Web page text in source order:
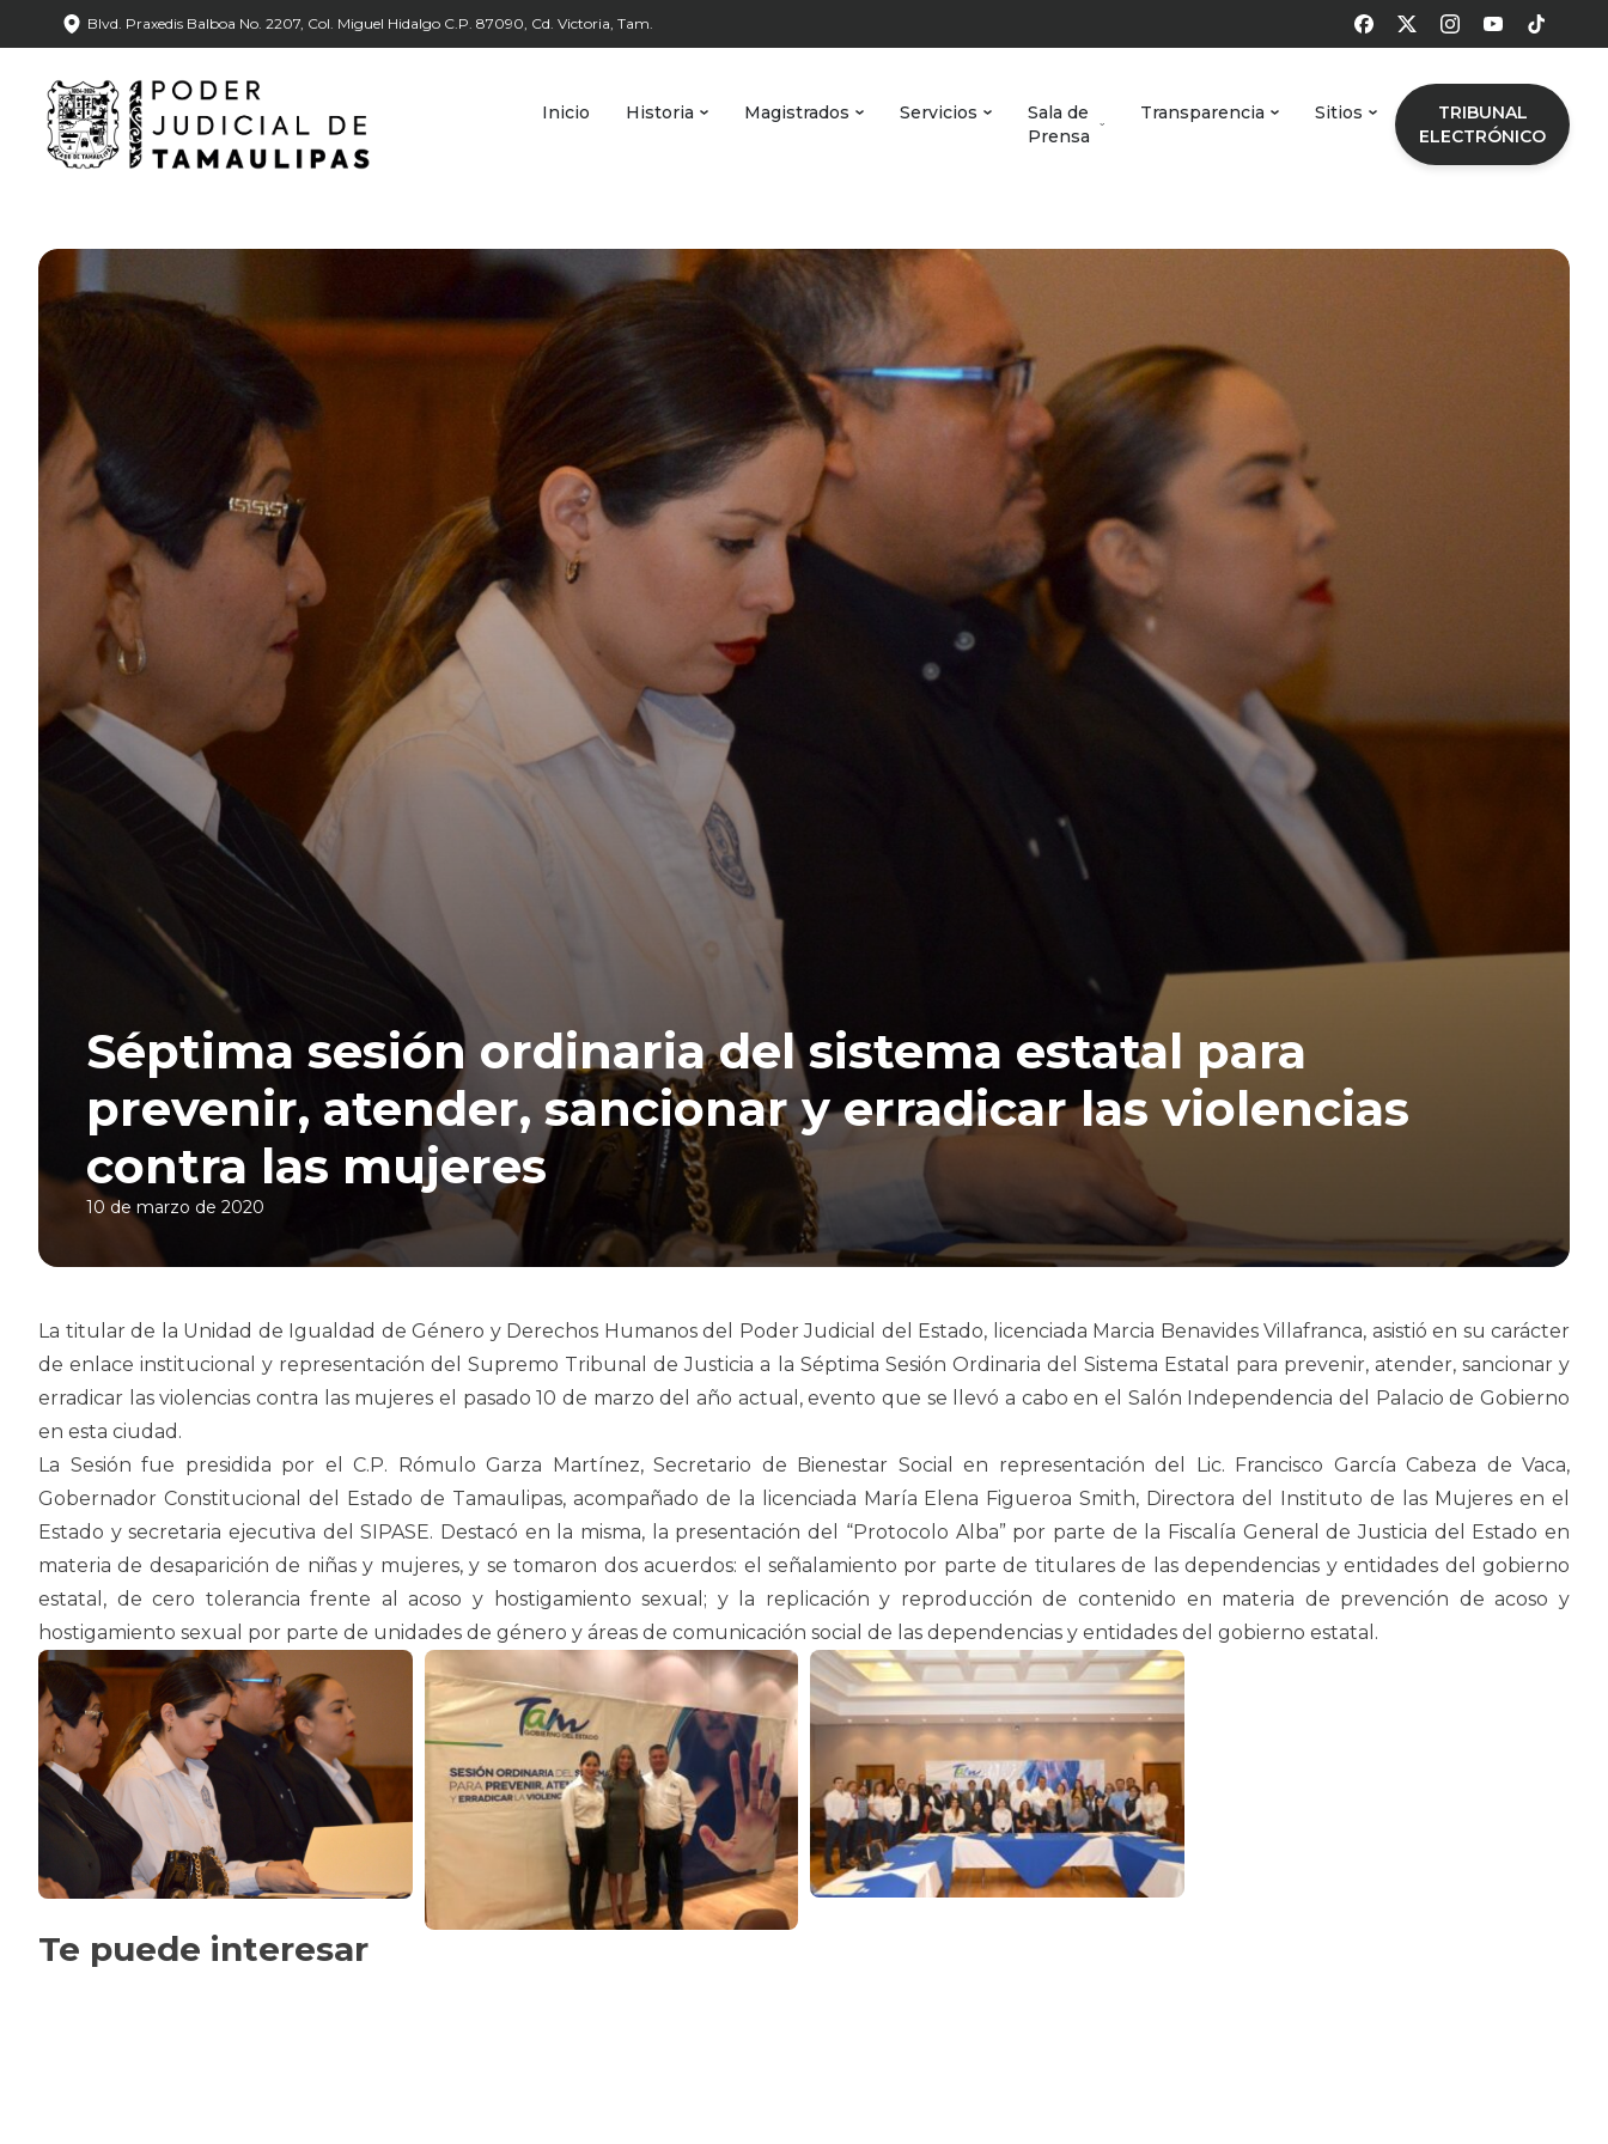
Blvd. Praxedis Balboa No. 2207, Col. Miguel Hidalgo C.P. 87090, Cd. Victoria, Tam.
Inicio Historia Magistrados Servicios
Sala de
Prensa
Transparencia Sitios
TRIBUNAL
ELECTRÓNICO
Séptima sesión ordinaria del sistema estatal para
prevenir, atender, sancionar y erradicar las violencias
contra las mujeres
10 de marzo de 2020
La titular de la Unidad de Igualdad de Género y Derechos Humanos del Poder Judicial del Estado, licenciada Marcia Benavides Villafranca, asistió en su carácter
de enlace institucional y representación del Supremo Tribunal de Justicia a la Séptima Sesión Ordinaria del Sistema Estatal para prevenir, atender, sancionar y
erradicar las violencias contra las mujeres el pasado 10 de marzo del año actual, evento que se llevó a cabo en el Salón Independencia del Palacio de Gobierno
en esta ciudad.
La Sesión fue presidida por el C.P. Rómulo Garza Martínez, Secretario de Bienestar Social en representación del Lic. Francisco García Cabeza de Vaca,
Gobernador Constitucional del Estado de Tamaulipas, acompañado de la licenciada María Elena Figueroa Smith, Directora del Instituto de las Mujeres en el
Estado y secretaria ejecutiva del SIPASE. Destacó en la misma, la presentación del “Protocolo Alba” por parte de la Fiscalía General de Justicia del Estado en
materia de desaparición de niñas y mujeres, y se tomaron dos acuerdos: el señalamiento por parte de titulares de las dependencias y entidades del gobierno
estatal, de cero tolerancia frente al acoso y hostigamiento sexual; y la replicación y reproducción de contenido en materia de prevención de acoso y
hostigamiento sexual por parte de unidades de género y áreas de comunicación social de las dependencias y entidades del gobierno estatal.
Te puede interesar